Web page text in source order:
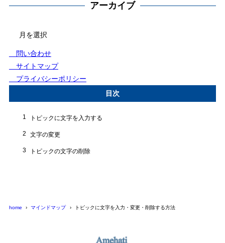
アーカイブ
問い合わせ
サイトマップ
プライバシーポリシー
目次
1 トピックに文字を入力する
2 文字の変更
3 トピックの文字の削除
home マインドマップ トピックに文字を入力・変更・削除する方法